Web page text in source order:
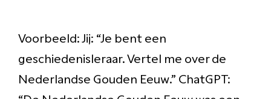
Voorbeeld: Jij: “Je bent een
geschiedenisleraar. Vertel me over de
Nederlandse Gouden Eeuw.” ChatGPT: